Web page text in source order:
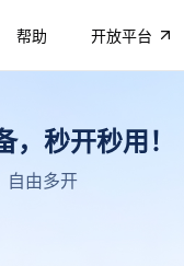
帮助 开放平台
秒开秒用！
自由多开